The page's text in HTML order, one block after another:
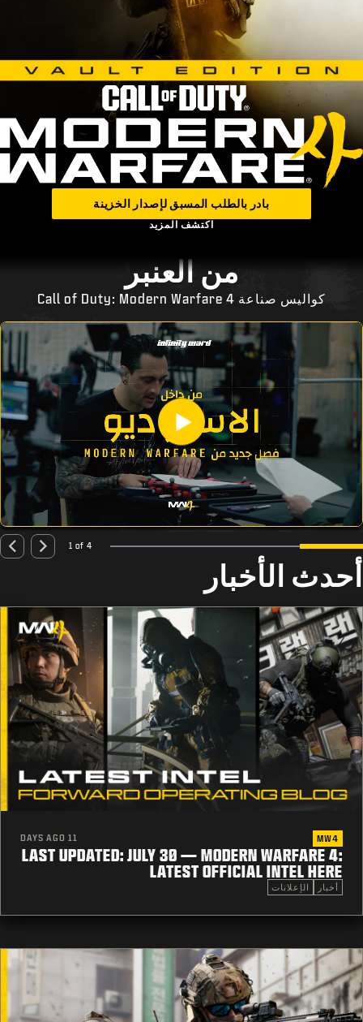
بادر بالطلب المسبق لإصدار الخزينة
اكتشف المزيد
من العنبر
كواليس صناعة Call of Duty: Modern Warfare 4
1 of 4
أحدث الأخبار
MW4
11 DAYS AGO
LAST UPDATED: JULY 30 — MODERN WARFARE 4:
LATEST OFFICIAL INTEL HERE
أخبار الإعلانات